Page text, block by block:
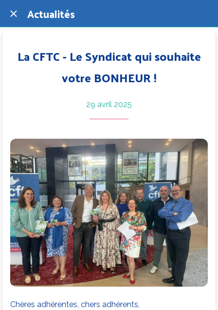
Actualités
La CFTC - Le Syndicat qui souhaite
votre BONHEUR !
29 avril 2025
Chères adhérentes, chers adhérents,